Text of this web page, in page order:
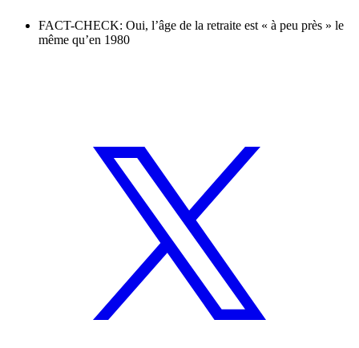
FACT-CHECK: Oui, l’âge de la retraite est « à peu près » le
même qu’en 1980